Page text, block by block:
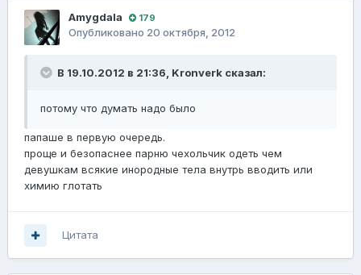
Amygdala 179
Опубликовано 20 октября, 2012
В 19.10.2012 в 21:36, Kronverk сказал:
потому что думать надо было
папаше в первую очередь.
проще и безопаснее парню чехольчик одеть чем
девушкам всякие инородные тела внутрь вводить или
химию глотать
Цитата